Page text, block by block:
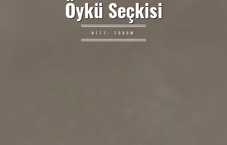
Öykü Seçkisi
#171: TOHUM